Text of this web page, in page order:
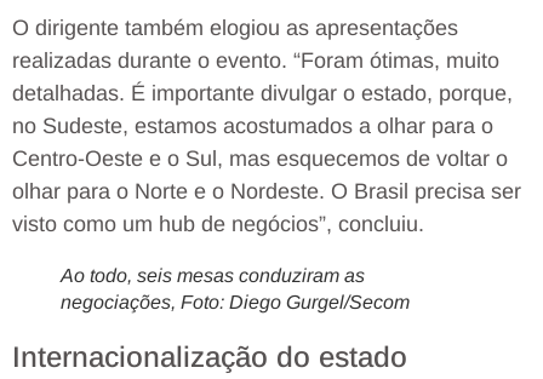
O dirigente também elogiou as apresentações
realizadas durante o evento. “Foram ótimas, muito
detalhadas. É importante divulgar o estado, porque,
no Sudeste, estamos acostumados a olhar para o
Centro-Oeste e o Sul, mas esquecemos de voltar o
olhar para o Norte e o Nordeste. O Brasil precisa ser
visto como um hub de negócios”, concluiu.
Ao todo, seis mesas conduziram as
negociações, Foto: Diego Gurgel/Secom
Internacionalização do estado